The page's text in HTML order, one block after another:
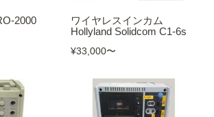
2000
ワイヤレスインカム
Hollyland Solidcom C1-6s
¥33,000〜